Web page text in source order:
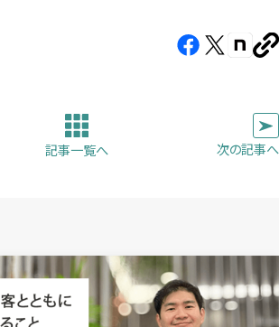
Facebook（新
す）
X（新
す）
note（新
で
す）
ー
記事一覧へ 次の記事へ